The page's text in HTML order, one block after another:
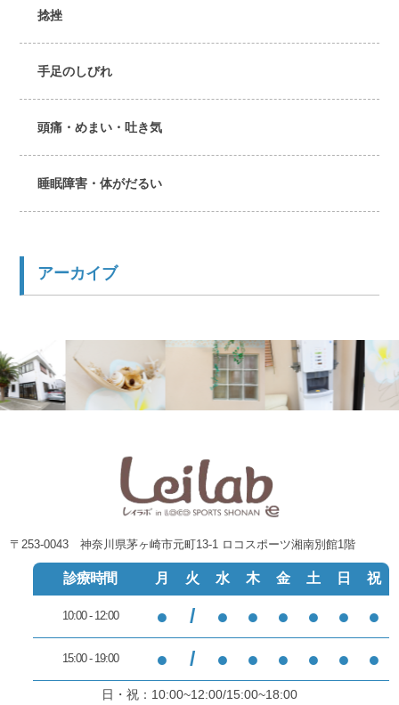
捻挫
手足のしびれ
頭痛・めまい・吐き気
睡眠障害・体がだるい
アーカイブ
〒253-0043 神奈川県茅ヶ崎市元町13-1 ロコスポーツ湘南別館1階
診療時間 月 火 水 木 金 土 日 祝
10:00 - 12:00 ● / ● ● ● ● ● ●
15:00 - 19:00 ● / ● ● ● ● ● ●
日・祝：10:00~12:00/15:00~18:00